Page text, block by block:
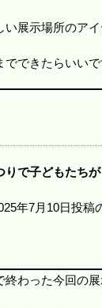
い展示場所のア
できたらいいで
りで子どもたちが
年7月10日投稿
わった今回の展